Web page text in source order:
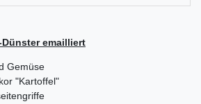
emailliert
Gemüse
"Kartoffel"